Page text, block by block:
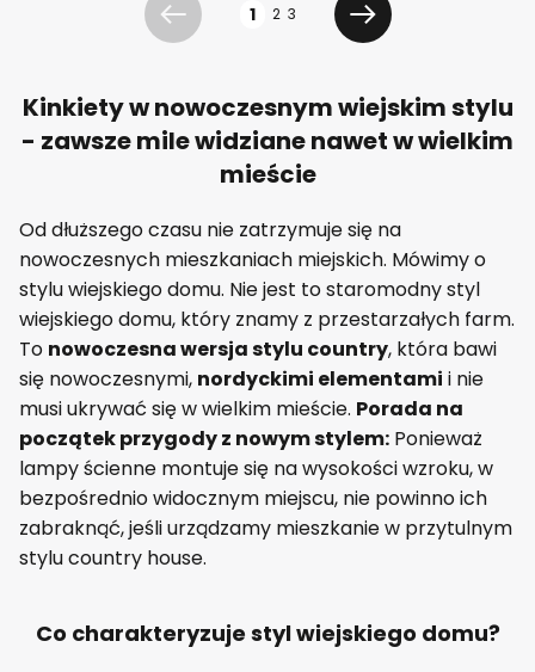
Poprzednia 1 2 3
Dalej
Kinkiety w nowoczesnym wiejskim stylu
- zawsze mile widziane nawet w wielkim
mieście
Od dłuższego czasu nie zatrzymuje się na
nowoczesnych mieszkaniach miejskich. Mówimy o
stylu wiejskiego domu. Nie jest to staromodny styl
wiejskiego domu, który znamy z przestarzałych farm.
To nowoczesna wersja stylu country, która bawi
się nowoczesnymi, nordyckimi elementami i nie
musi ukrywać się w wielkim mieście. Porada na
początek przygody z nowym stylem: Ponieważ
lampy ścienne montuje się na wysokości wzroku, w
bezpośrednio widocznym miejscu, nie powinno ich
zabraknąć, jeśli urządzamy mieszkanie w przytulnym
stylu country house.
Co charakteryzuje styl wiejskiego domu?